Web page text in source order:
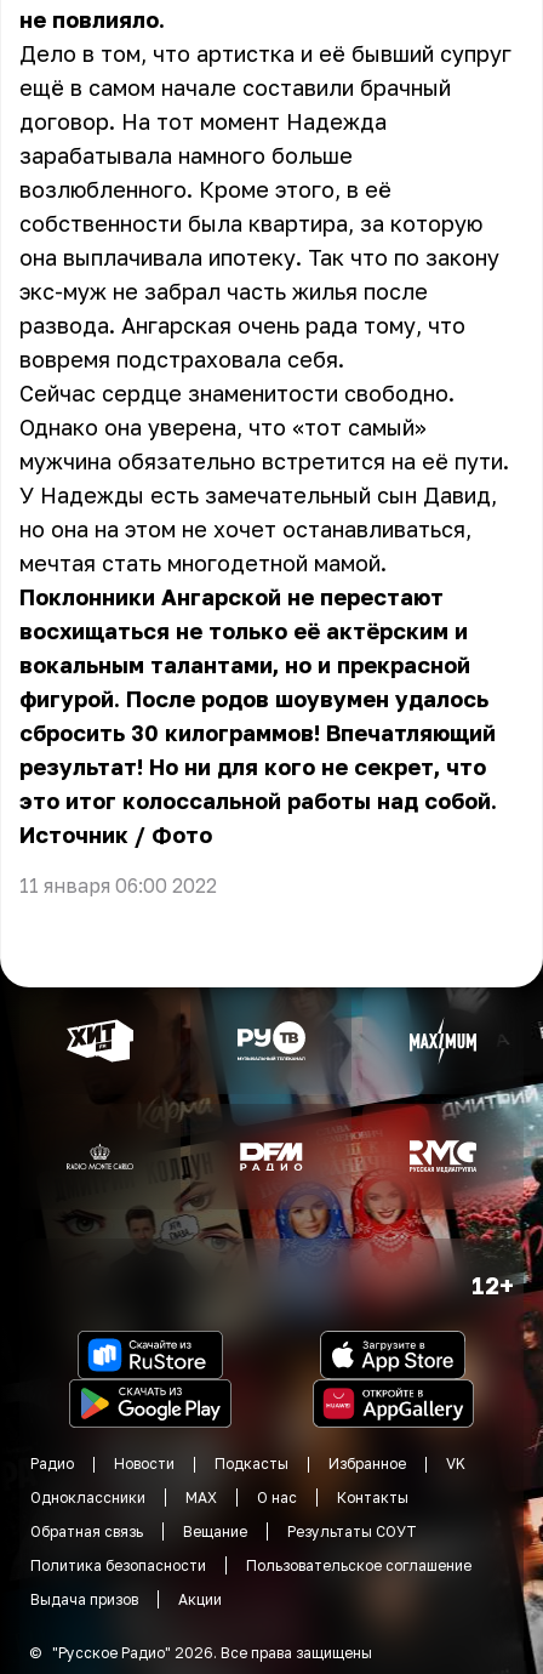
не повлияло.
Дело в том, что артистка и её бывший супруг
ещё в самом начале составили брачный
договор. На тот момент Надежда
зарабатывала намного больше
возлюбленного. Кроме этого, в её
собственности была квартира, за которую
она выплачивала ипотеку. Так что по закону
экс-муж не забрал часть жилья после
развода. Ангарская очень рада тому, что
вовремя подстраховала себя.
Сейчас сердце знаменитости свободно.
Однако она уверена, что «тот самый»
мужчина обязательно встретится на её пути.
У Надежды есть замечательный сын Давид,
но она на этом не хочет останавливаться,
мечтая стать многодетной мамой.
Поклонники Ангарской не перестают
восхищаться не только её актёрским и
вокальным талантами, но и прекрасной
фигурой. После родов шоувумен удалось
сбросить 30 килограммов! Впечатляющий
результат! Но ни для кого не секрет, что
это итог колоссальной работы над собой.
Источник / Фото
11 января 06:00 2022
12+
Радио Новости Подкасты Избранное
VK
Одноклассники
MAX О нас
Контакты
Обратная связь
Вещание
Результаты СОУТ
Политика безопасности
Пользовательское соглашение
Выдача призов
Акции
© "Русское Радио" 2026. Все права защищены